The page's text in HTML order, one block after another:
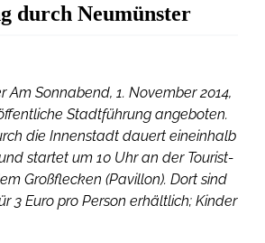
durch Neumünster
Am Sonnabend, 1. November 2014,
Stadtführung angeboten.
die Innenstadt dauert eineinhalb
startet um 10 Uhr an der Tourist-
Großflecken (Pavillon). Dort sind
3 Euro pro Person erhältlich; Kinder